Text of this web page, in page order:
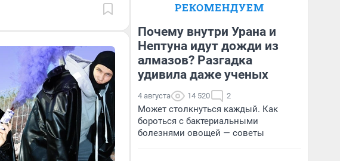
РЕКОМЕНДУЕМ
Почему внутри Урана и
Нептуна идут дожди из
алмазов? Разгадка
удивила даже ученых
4 августа 14 520 2
Может столкнуться каждый. Как
бороться с бактериальными
болезнями овощей — советы